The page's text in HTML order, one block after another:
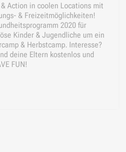
Action in coolen Locations mit
& Freizeitmöglichkeiten!
2020 für
Kinder & Jugendliche um ein
& Herbstcamp. Interesse?
deine Eltern kostenlos und
FUN!